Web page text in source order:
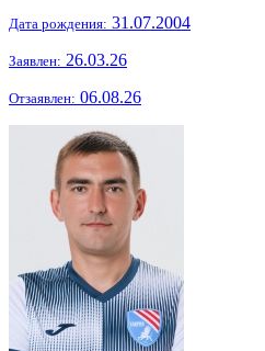
Дата рождения: 31.07.2004
Заявлен: 26.03.26
Отзаявлен: 06.08.26